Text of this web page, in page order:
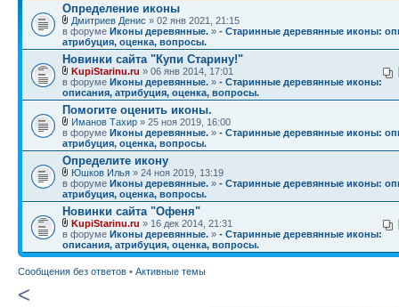
Определение иконы
Дмитриев Денис » 02 янв 2021, 21:15
в форуме Иконы деревянные. » - Старинные деревянные иконы:
атрибуция, оценка, вопросы.
Новинки сайта "Купи Старину!"
KupiStarinu.ru » 06 янв 2014, 17:01
в форуме Иконы деревянные. » - Старинные деревянные иконы:
описания, атрибуция, оценка, вопросы.
Помогите оценить иконы.
Иманов Тахир » 25 ноя 2019, 16:00
в форуме Иконы деревянные. » - Старинные деревянные иконы:
атрибуция, оценка, вопросы.
Определите икону
Юшков Илья » 24 ноя 2019, 13:19
в форуме Иконы деревянные. » - Старинные деревянные иконы:
атрибуция, оценка, вопросы.
Новинки сайта "Офеня"
KupiStarinu.ru » 16 дек 2014, 21:31
в форуме Иконы деревянные. » - Старинные деревянные иконы:
описания, атрибуция, оценка, вопросы.
Сообщения без ответов • Активные темы
<